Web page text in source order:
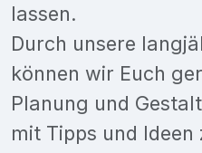
lassen.
Durch unsere
können wir Euch
Planung und
mit Tipps und Ideen